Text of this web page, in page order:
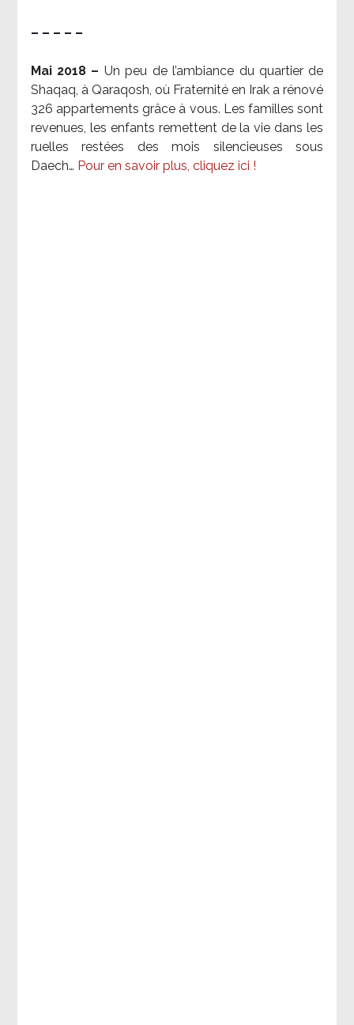
– – – – –
Mai 2018 – Un peu de l’ambiance du quartier de
Shaqaq, à Qaraqosh, où Fraternité en Irak a rénové
326 appartements grâce à vous. Les familles sont
revenues, les enfants remettent de la vie dans les
ruelles restées des mois silencieuses sous
Daech… Pour en savoir plus, cliquez ici !